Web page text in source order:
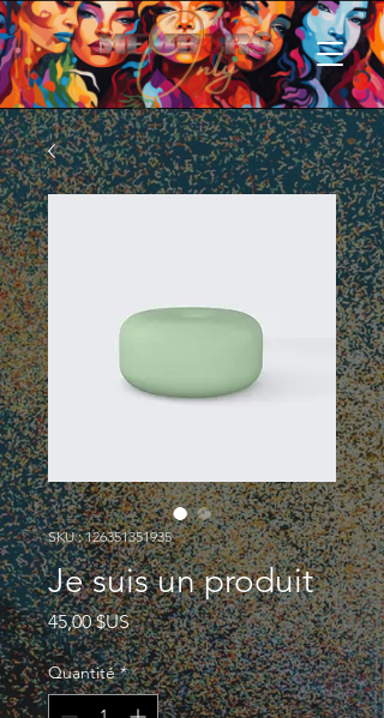
SKU : 126351351935
Je suis un produit
45,00 $USPrix
Quantité *